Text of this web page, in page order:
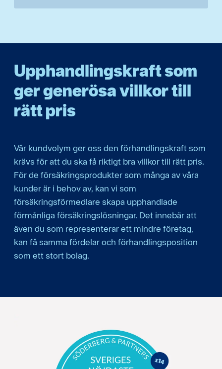
Upphandlingskraft som
ger generösa villkor till
rätt pris
Vår kundvolym ger oss den förhandlingskraft som
krävs för att du ska få riktigt bra villkor till rätt pris.
För de försäkringsprodukter som många av våra
kunder är i behov av, kan vi som
försäkringsförmedlare skapa upphandlade
förmånliga försäkringslösningar. Det innebär att
även du som representerar ett mindre företag,
kan få samma fördelar och förhandlingsposition
som ett stort bolag.